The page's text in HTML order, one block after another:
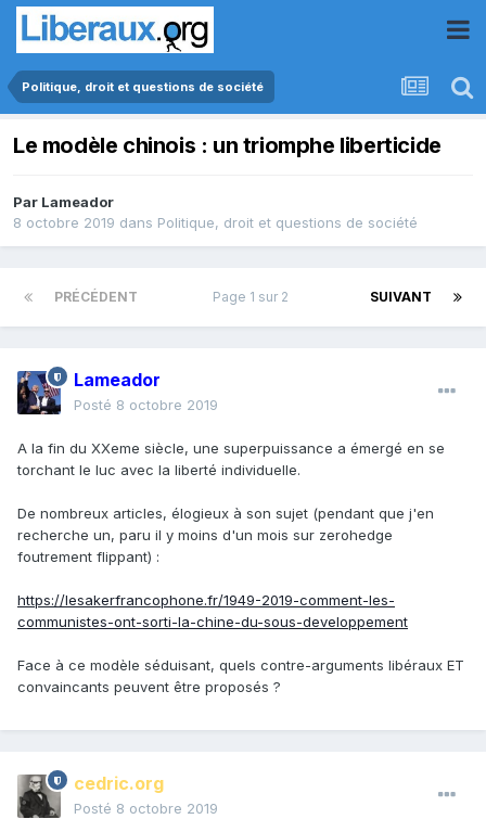
Politique, droit et questions de société
Le modèle chinois : un triomphe liberticide
Par Lameador
8 octobre 2019 dans Politique, droit et questions de société
PRÉCÉDENT SUIVANT
Page 1 sur 2
Lameador
Posté 8 octobre 2019
A la fin du XXeme siècle, une superpuissance a émergé en se
torchant le luc avec la liberté individuelle.
De nombreux articles, élogieux à son sujet (pendant que j'en
recherche un, paru il y moins d'un mois sur zerohedge
foutrement flippant) :
https://lesakerfrancophone.fr/1949-2019-comment-les-
communistes-ont-sorti-la-chine-du-sous-developpement
Face à ce modèle séduisant, quels contre-arguments libéraux ET
convaincants peuvent être proposés ?
cedric.org
Posté 8 octobre 2019